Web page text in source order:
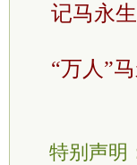
记马永
“万人”
特别声明